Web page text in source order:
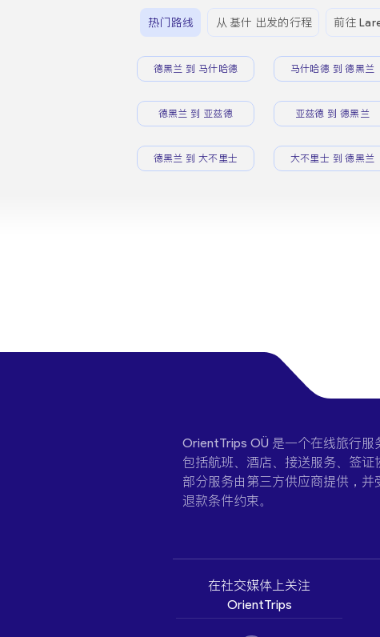
热门路线 从 基什 出发的行程 前往
德黑兰 到 马什哈德 马什哈德 到 德黑兰
德黑兰 到 亚兹德 亚兹德 到 德黑兰
德黑兰 到 大不里士 大不里士 到 德黑兰
OrientTrips OÜ 是一个在线旅行服
包括航班、酒店、接送服务、签证
部分服务由第三方供应商提供，
退款条件约束。
在社交媒体上关注
OrientTrips